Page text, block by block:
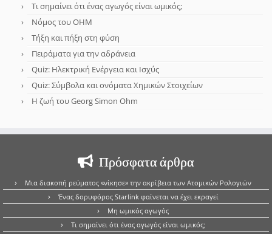
Τι σημαίνει ότι ένας αγωγός είναι ωμικός;
Νόμος του OHM
Τήξη και πήξη στη φύση
Πειράματα για την αδράνεια
Quiz: Ηλεκτρική Ενέργεια και Ισχύς
Quiz: Σύμβολα και ονόματα Χημικών Στοιχείων
Η ζωή του Georg Simon Ohm
Πρόσφατα άρθρα
Μια διακοπή ρεύματος «νίκησε» την ακρίβεια των Ατομικών Ρολογιών
Ένας δορυφόρος Starlink φαίνεται να έχει εκραγεί
Μη ωμικός αγωγός
Τι σημαίνει ότι ένας αγωγός είναι ωμικός;